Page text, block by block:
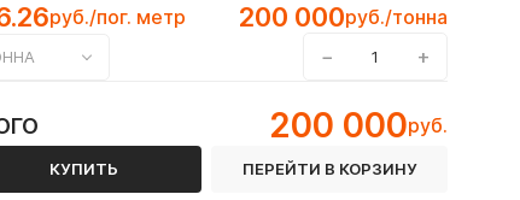
8645-68
руб./пог. метр 200 000руб./тонна
− +
200 000руб.
КУПИТЬ ПЕРЕЙТИ В КОРЗИНУ